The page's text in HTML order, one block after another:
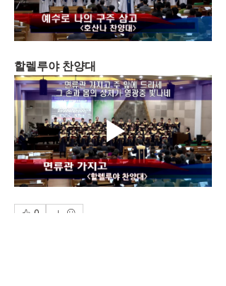
할렐루야 찬양대
0